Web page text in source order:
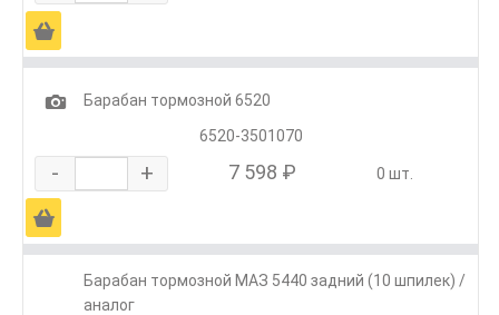
Ä
1
Барабан тормозной 6520
6520-3501070
- + 7 598 ₽ 0 шт.
Ä
Барабан тормозной МАЗ 5440 задний (10 шпилек) /
аналог